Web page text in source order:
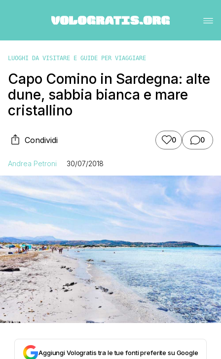
LUOGHI DA VISITARE E GUIDE PER VIAGGIARE
Capo Comino in Sardegna: alte
dune, sabbia bianca e mare
cristallino
Condividi 0 0
Andrea Petroni 30/07/2018
Aggiungi Vologratis tra le tue fonti preferite su Google